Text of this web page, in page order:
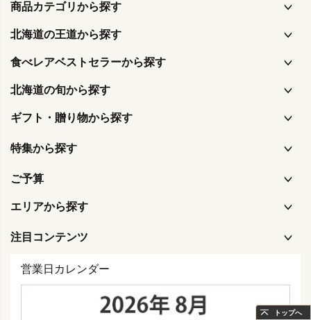
商品カテゴリから探す
北海道の王道から探す
食べレアベストセラーから探す
北海道の旬から探す
ギフト・贈り物から探す
特集から探す
ご予算
エリアから探す
注目コンテンツ
営業日カレンダー
トップへ